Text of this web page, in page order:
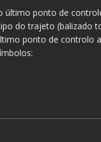
último ponto de
do trajeto (balizado
ponto de controlo